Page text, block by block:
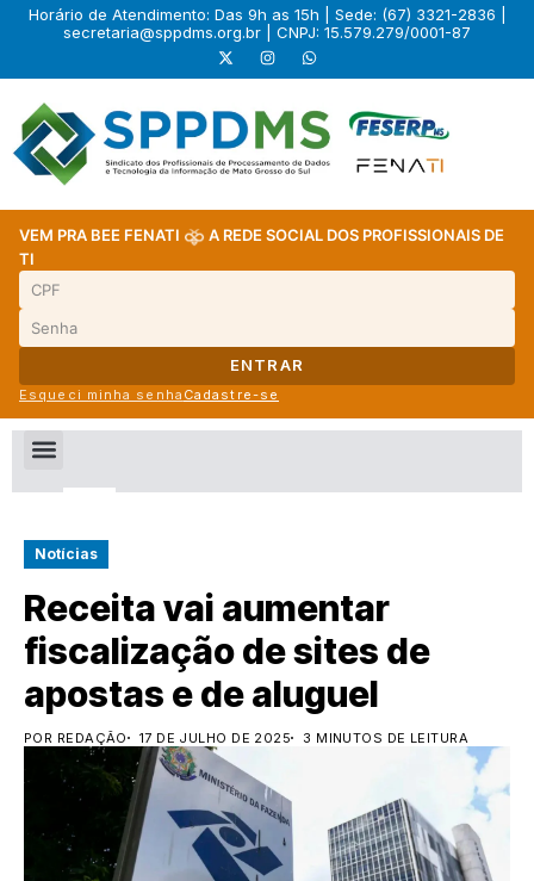
Horário de Atendimento: Das 9h as 15h | Sede: (67) 3321-2836 |
secretaria@sppdms.org.br | CNPJ: 15.579.279/0001-87
VEM PRA BEE FENATI
A REDE SOCIAL DOS PROFISSIONAIS DE
TI
ENTRAR
Esqueci minha senha Cadastre-se
Notícias
Receita vai aumentar
fiscalização de sites de
apostas e de aluguel
POR REDAÇÃO 17 DE JULHO DE 2025 3 MINUTOS DE LEITURA